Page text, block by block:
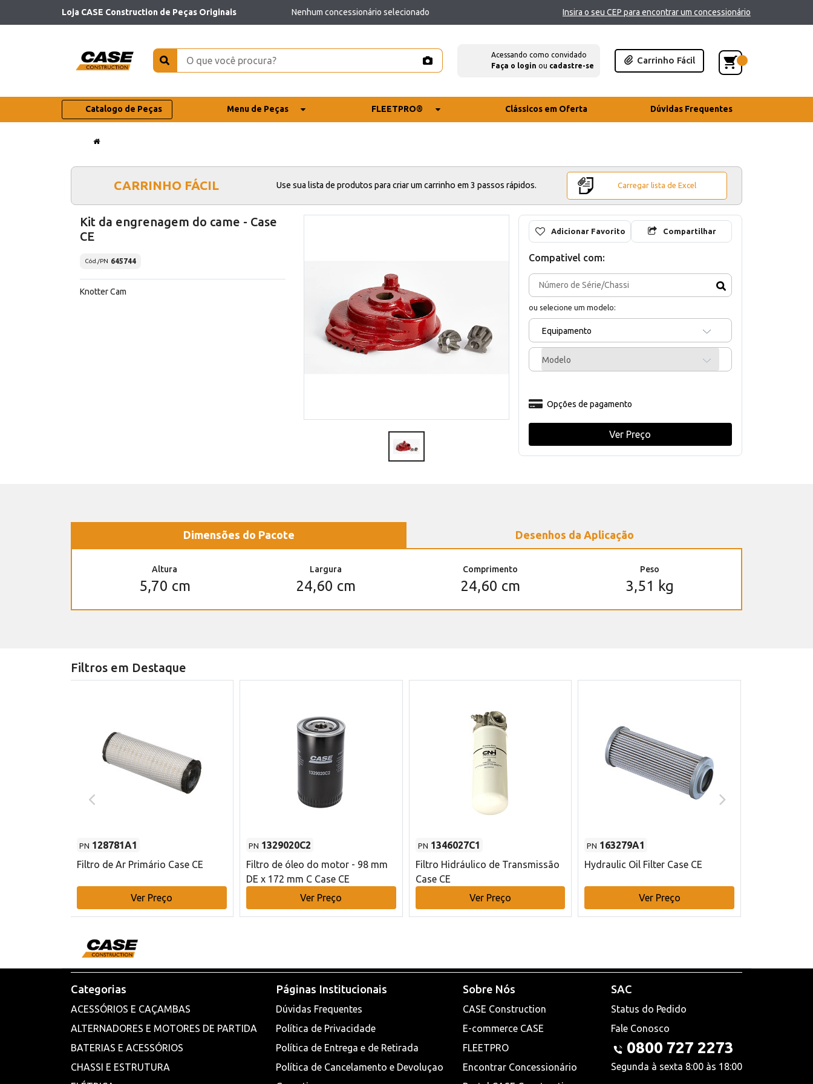
Loja CASE Construction de Peças Originais Nenhum concessionário selecionado Insira o seu CEP para encontrar um concessionário
Acessando como convidado
Faça o login ou cadastre-se
Carrinho Fácil
Catalogo de Peças Menu de Peças FLEETPRO® Clássicos em Oferta Dúvidas Frequentes
CARRINHO FÁCIL Use sua lista de produtos para criar um carrinho em 3 passos rápidos. Carregar lista de Excel
Kit da engrenagem do came - Case
CE
Cód./PN 645744
Knotter Cam
Adicionar Favorito Compartilhar
Compativel com:
ou selecione um modelo:
Equipamento
Modelo
Opções de pagamento
Ver Preço
Dimensões do Pacote Desenhos da Aplicação
Altura
5,70 cm
Largura
24,60 cm
Comprimento
24,60 cm
Peso
3,51 kg
Filtros em Destaque
PN 128781A1
Filtro de Ar Primário Case CE
Ver Preço
PN 1329020C2
Filtro de óleo do motor - 98 mm
DE x 172 mm C Case CE
Ver Preço
PN 1346027C1
Filtro Hidráulico de Transmissão
Case CE
Ver Preço
PN 163279A1
Hydraulic Oil Filter Case CE
Ver Preço
Categorias
ACESSÓRIOS E CAÇAMBAS
ALTERNADORES E MOTORES DE PARTIDA
BATERIAS E ACESSÓRIOS
CHASSI E ESTRUTURA
Páginas Institucionais
Dúvidas Frequentes
Política de Privacidade
Política de Entrega e de Retirada
Política de Cancelamento e Devoluçao
Sobre Nós
CASE Construction
E-commerce CASE
FLEETPRO
Encontrar Concessionário
SAC
Status do Pedido
Fale Conosco
0800 727 2273
Segunda à sexta 8:00 às 18:00